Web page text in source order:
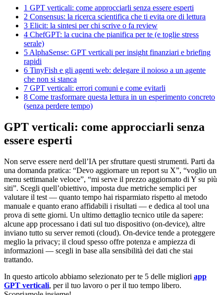
1 GPT verticali: come approcciarli senza essere esperti
2 Consensus: la ricerca scientifica che ti evita ore di lettura
3 Elicit: la sintesi per chi scrive o fa review
4 ChefGPT: la cucina che pianifica per te (e toglie stress
serale)
5 AlphaSense: GPT verticali per insight finanziari e briefing
rapidi
6 TinyFish e gli agenti web: delegare il noioso a un agente
che non si stanca
7 GPT verticali: errori comuni e come evitarli
8 Come trasformare questa lettura in un esperimento concreto
(senza perdere tempo)
GPT verticali: come approcciarli senza
essere esperti
Non serve essere nerd dell’IA per sfruttare questi strumenti. Parti da
una domanda pratica: “Devo aggiornare un report su X”, “voglio un
menu settimanale veloce”, “mi serve il prezzo aggiornato di Y su più
siti”. Scegli quell’obiettivo, imposta due metriche semplici per
valutare il test — quanto tempo hai risparmiato rispetto al metodo
manuale e quanto erano affidabili i risultati — e dedica al tool una
prova di sette giorni. Un ultimo dettaglio tecnico utile da sapere:
alcune app processano i dati sul tuo dispositivo (on-device), altre
inviano tutto su server remoti (cloud). On-device tende a proteggere
meglio la privacy; il cloud spesso offre potenza e ampiezza di
informazioni — scegli in base alla sensibilità dei dati che stai
trattando.
In questo articolo abbiamo selezionato per te 5 delle migliori app
GPT verticali, per il tuo lavoro o per il tuo tempo libero.